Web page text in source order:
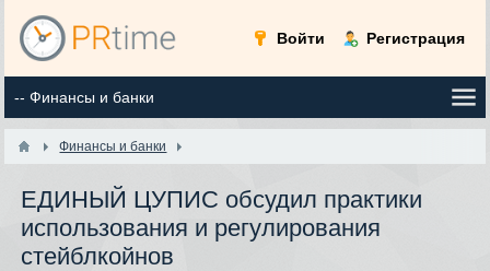
Войти Регистрация
Финансы и банки
ЕДИНЫЙ ЦУПИС обсудил практики
использования и регулирования
стейблкойнов